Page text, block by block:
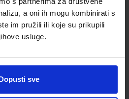
a oni ih mogu kombinirati s
im pružili ili koje su prikupili
usluge.
sve
€